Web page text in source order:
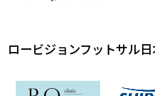
ロービジョンフットサル